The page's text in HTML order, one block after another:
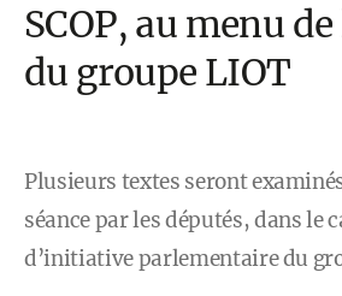
SCOP, au menu
du groupe LIOT
Plusieurs textes seront
séance par les députés, dans le
d’initiative parlementaire du